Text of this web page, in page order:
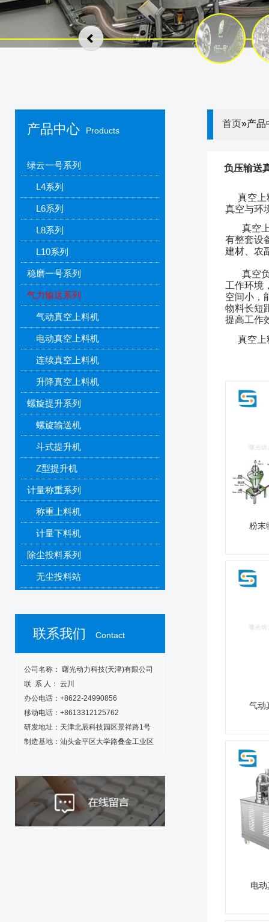
首页»产品
产品中心 Products
负压输送
真空上
真空与环
真空上
有整套设
建材、农
真空
工作环境
空间小，
物料长短
提高工作
真空上
绿云一号系列
L4系列
L6系列
L8系列
L10系列
稳磨一号系列
气力输送系列
气动真空上料机
电动真空上料机
连续真空上料机
升降真空上料机
螺旋提升系列
螺旋输送机
斗式提升机
Z型提升机
计量称重系列
称重上料机
计量下料机
除尘投料系列
无尘投料站
振动筛分系列
粉末
气动
电
联系我们 Contact
公司名称： 曙光动力科技(天津)有限公司
联 系 人： 云川
办公电话：+8622-24990856
移动电话：+8613312125762
研发地址：天津北辰科技园区景祥路1号
制造基地：汕头金平区大学路叠金工业区